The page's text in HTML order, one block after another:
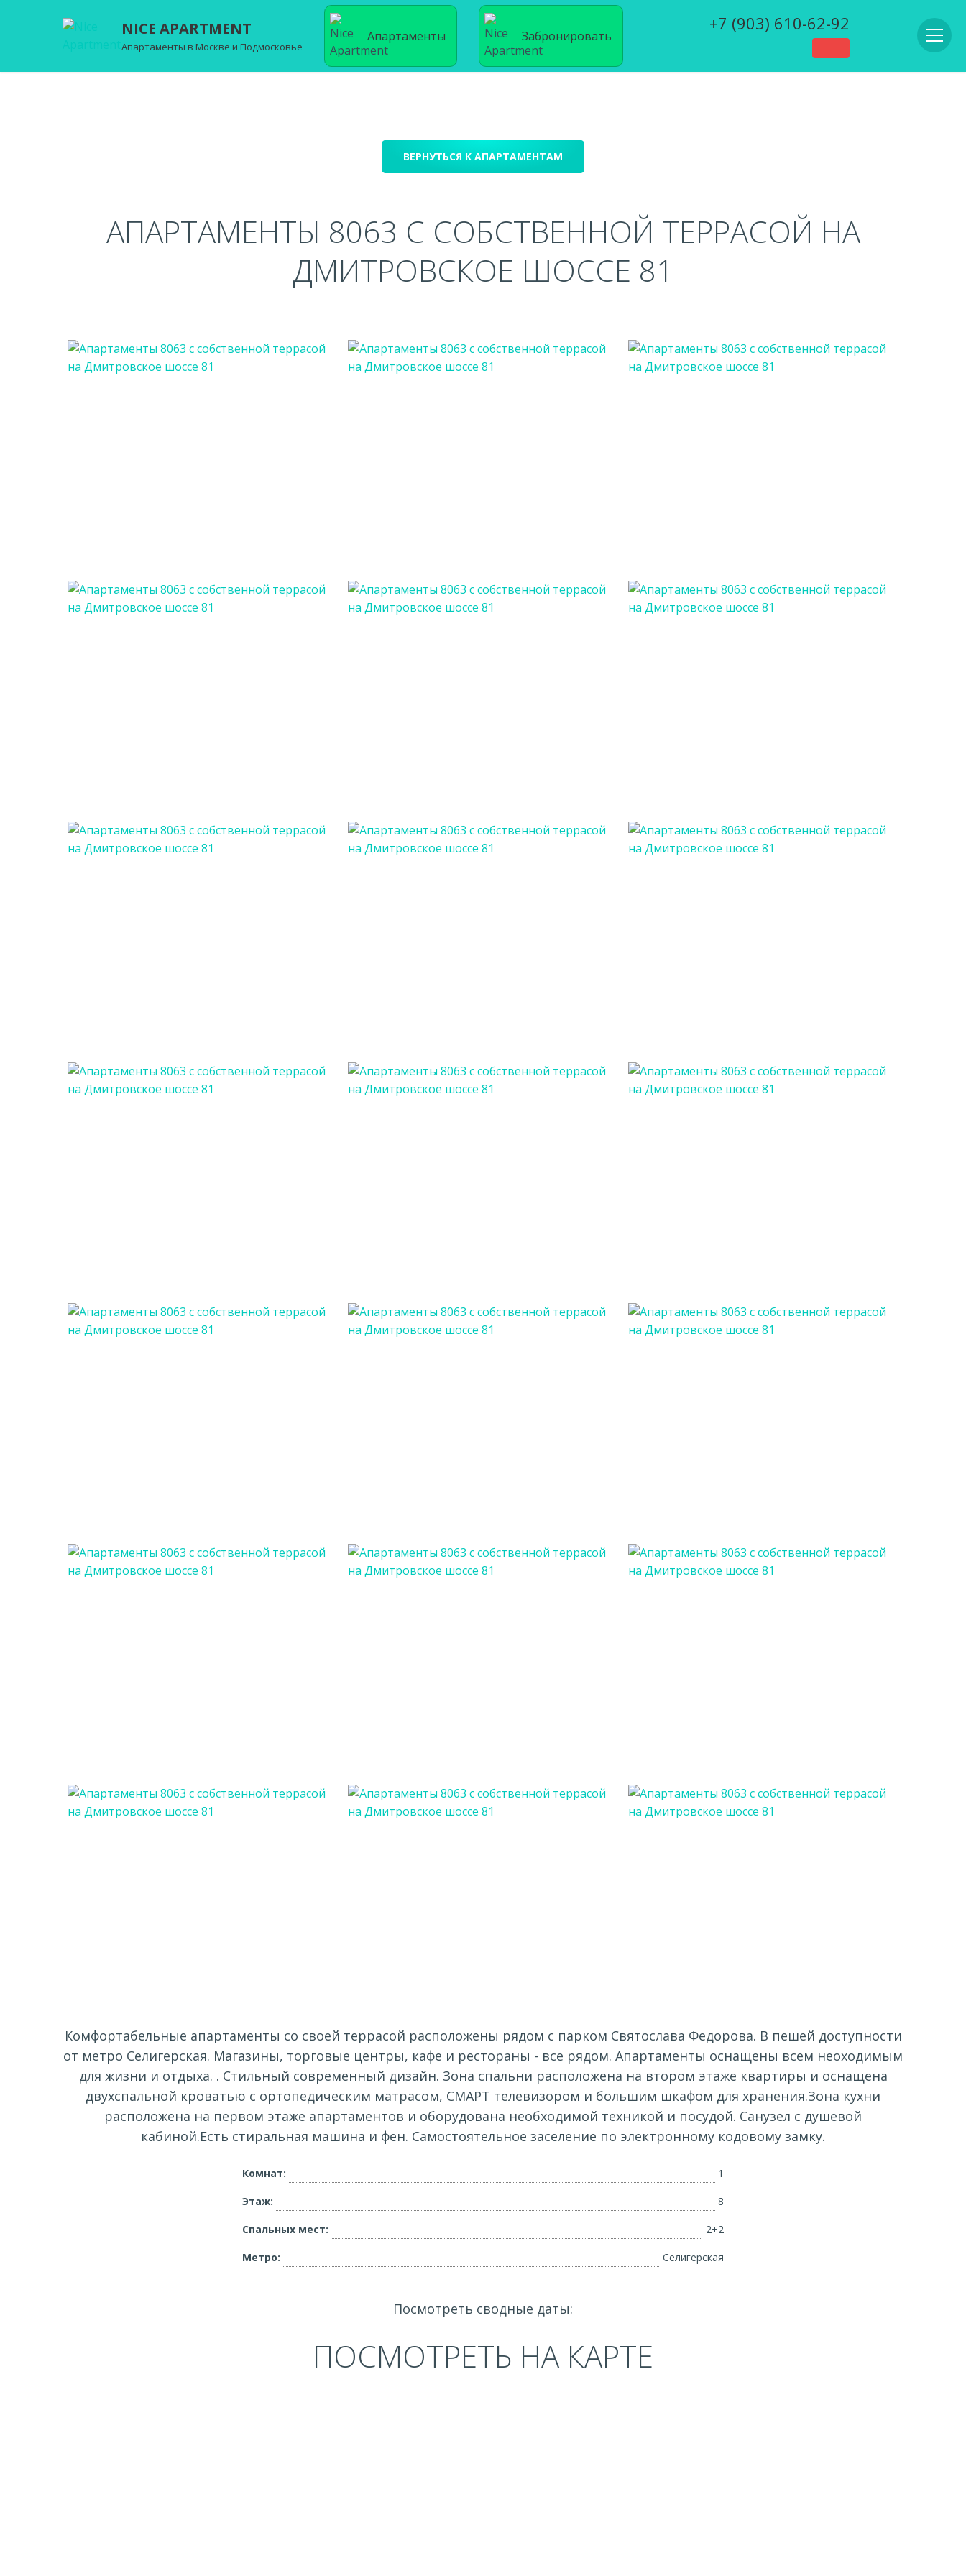
NICE APARTMENT
Апартаменты в Москве и Подмосковье
Апартаменты Забронировать
+7 (903) 610-62-92
ВЕРНУТЬСЯ К АПАРТАМЕНТАМ
АПАРТАМЕНТЫ 8063 С СОБСТВЕННОЙ ТЕРРАСОЙ НА
ДМИТРОВСКОЕ ШОССЕ 81
Комфортабельные апартаменты со своей террасой расположены рядом с парком Святослава Федорова. В пешей доступности
от метро Селигерская. Магазины, торговые центры, кафе и рестораны - все рядом. Апартаменты оснащены всем неоходимым
для жизни и отдыха. . Стильный современный дизайн. Зона спальни расположена на втором этаже квартиры и оснащена
двухспальной кроватью с ортопедическим матрасом, СМАРТ телевизором и большим шкафом для хранения.Зона кухни
расположена на первом этаже апартаментов и оборудована необходимой техникой и посудой. Санузел с душевой
кабиной.Есть стиральная машина и фен. Самостоятельное заселение по электронному кодовому замку.
Комнат: 1
Этаж: 8
Спальных мест: 2+2
Метро: Селигерская
Посмотреть сводные даты:
ПОСМОТРЕТЬ НА КАРТЕ